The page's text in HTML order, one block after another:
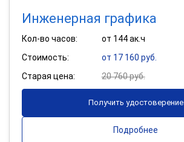
Инженерная графика
Кол-во часов:
от 144 ак.ч
Стоимость:
от 17 160 руб.
Старая цена:
20 760 руб.
Получить удостоверение
Подробнее